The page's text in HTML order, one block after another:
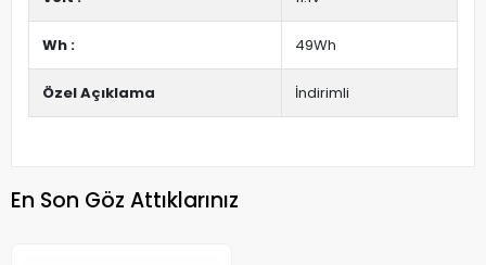
Wh : 49Wh
Özel Açıklama İndirimli
En Son Göz Attıklarınız